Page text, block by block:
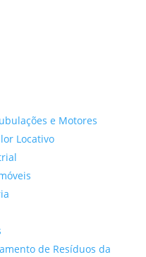
e Motores
Locativo
de Resíduos da